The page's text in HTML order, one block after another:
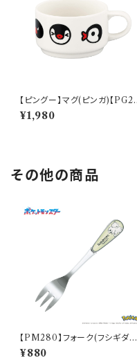
【ピングー】マグ(ピンガ)【PG2
0】PG22-11
¥1,980
その他の商品
【PM280】フォーク(フシギダネ)
【Daily Sketch】PM281-851
¥880